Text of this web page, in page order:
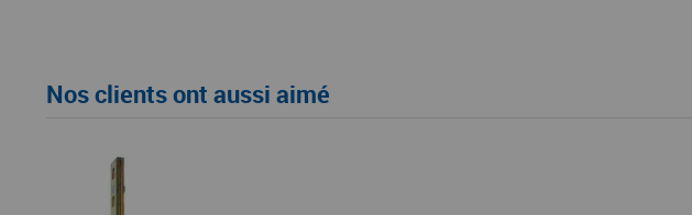
Nos clients ont aussi aimé